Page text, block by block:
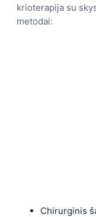
krioterapija su
metodai:
Chirurginis